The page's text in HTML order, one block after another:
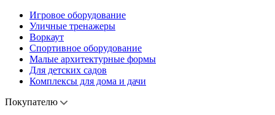
Игровое оборудование
Уличные тренажеры
Воркаут
Спортивное оборудование
Малые архитектурные формы
Для детских садов
Комплексы для дома и дачи
Покупателю